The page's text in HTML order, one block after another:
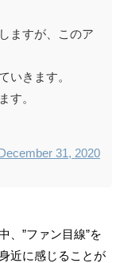
ますが、このア
いきます。
す。
December 31, 2020
、”ファン目線”を
近に感じることが